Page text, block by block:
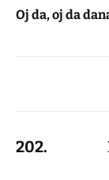
Oj da, oj da
202.